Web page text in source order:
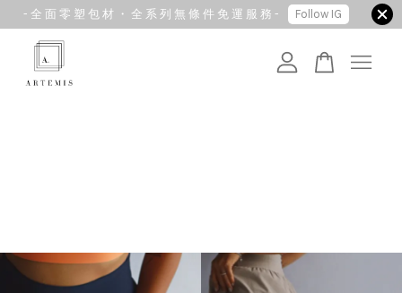
- 全 面 零 塑 包 材 ・ 全 系 列 無 條 件 免 運 服 務 - Follow IG
您的購物車目前還是空的。